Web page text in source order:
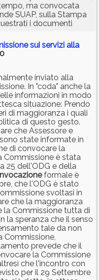
ma convocata
SUAP, sulla Stampa
i documenti
sui servizi alla
inviato alla
In "coda" anche la
informazioni in modo
situazione: Prendo
di maggioranza i quali
di questo gesto.
che Assessore e
state informate in
di convocare la
Commissione è stata
25 dell'ODG e della
formale è
che l'ODG è stato
svoltasi in
che la maggioranza
Commissione tutta di
la speranza che il senso
tale da non
Commissione,
prevede che il
la Commissione
che l'incontro con
per il 29 Settembre